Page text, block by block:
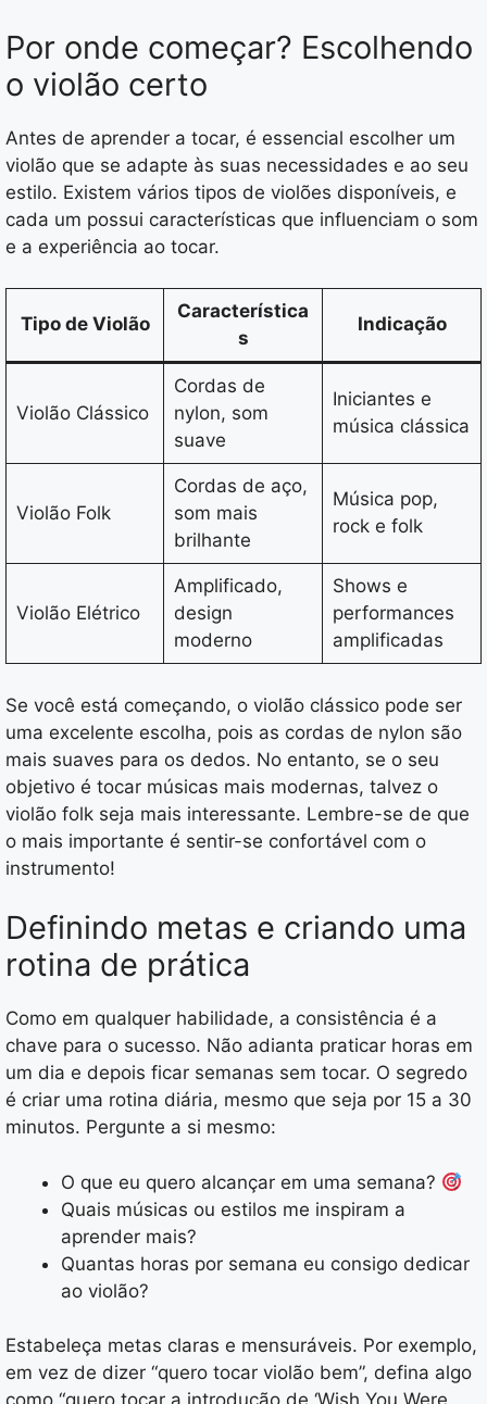
Por onde começar? Escolhendo
o violão certo
Antes de aprender a tocar, é essencial escolher um
violão que se adapte às suas necessidades e ao seu
estilo. Existem vários tipos de violões disponíveis, e
cada um possui características que influenciam o som
e a experiência ao tocar.
Tipo de Violão
Característica
s
Indicação
Violão Clássico
Cordas de
nylon, som
suave
Iniciantes e
música clássica
Violão Folk
Cordas de aço,
som mais
brilhante
Música pop,
rock e folk
Violão Elétrico
Amplificado,
design
moderno
Shows e
performances
amplificadas
Se você está começando, o violão clássico pode ser
uma excelente escolha, pois as cordas de nylon são
mais suaves para os dedos. No entanto, se o seu
objetivo é tocar músicas mais modernas, talvez o
violão folk seja mais interessante. Lembre-se de que
o mais importante é sentir-se confortável com o
instrumento!
Definindo metas e criando uma
rotina de prática
Como em qualquer habilidade, a consistência é a
chave para o sucesso. Não adianta praticar horas em
um dia e depois ficar semanas sem tocar. O segredo
é criar uma rotina diária, mesmo que seja por 15 a 30
minutos. Pergunte a si mesmo:
O que eu quero alcançar em uma semana?
Quais músicas ou estilos me inspiram a
aprender mais?
Quantas horas por semana eu consigo dedicar
ao violão?
Estabeleça metas claras e mensuráveis. Por exemplo,
em vez de dizer “quero tocar violão bem”, defina algo